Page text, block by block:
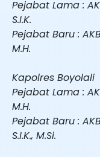
Pejabat Lama :
S.I.K.
Pejabat Baru :
M.H.
Kapolres Boyolali
Pejabat Lama :
M.H.
Pejabat Baru :
S.I.K., M.Si.